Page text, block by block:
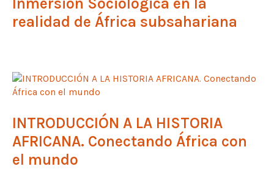
realidad de África subsahariana
INTRODUCCIÓN A LA HISTORIA
AFRICANA. Conectando África con
el mundo